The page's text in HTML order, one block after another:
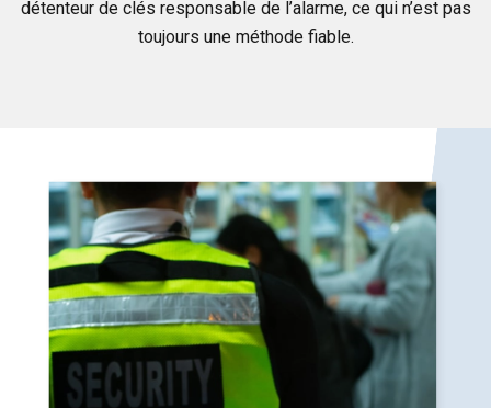
détenteur de clés responsable de l’alarme, ce qui n’est pas
toujours une méthode fiable.